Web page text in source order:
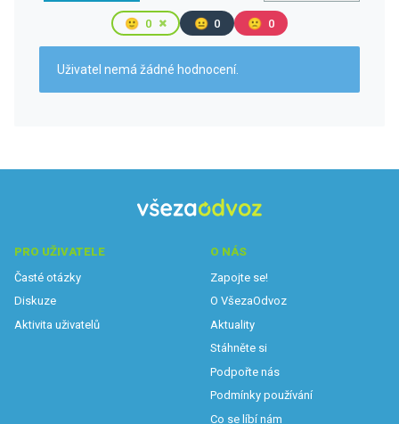
🙂 0 😐 0 🙁 0
Uživatel nemá žádné hodnocení.
PRO UŽIVATELE
Časté otázky
Diskuze
Aktivita uživatelů
O NÁS
Zapojte se!
O VšezaOdvoz
Aktuality
Stáhněte si
Podpořte nás
Podmínky používání
Co se líbí nám